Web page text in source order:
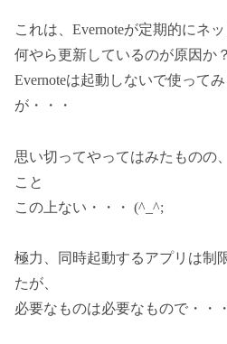
これは、Evernoteが定期的にネ
何やら更新しているのが原因か
Evernoteは起動しないで使って
が・・・
思い切ってやってはみたものの
こと
この上ない・・・ (^_^;
極力、同時起動するアプリは制
たが、
必要なものは必要なもので・・・